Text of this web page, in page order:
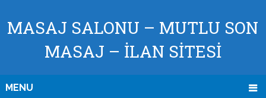
MASAJ SALONU – MUTLU SON
MASAJ – İLAN SİTESİ
MENU